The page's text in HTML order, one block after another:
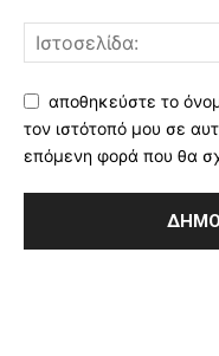
αποθηκεύστε το
τον ιστότοπό μου σε
επόμενη φορά που θα